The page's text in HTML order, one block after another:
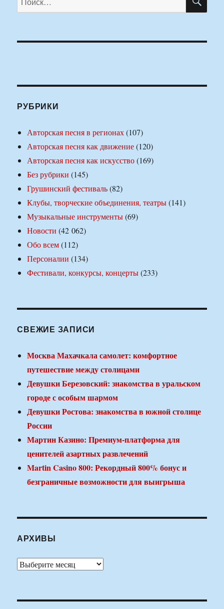
РУБРИКИ
Авторская песня в регионах(107)
Авторская песня как движение(120)
Авторская песня как искусство(169)
Без рубрики (145)
Грушинский фестиваль(82)
Клубы, творческие объединения, театры(141)
Музыкальные инструменты(69)
Новости (42 062)
Обо всем(112)
Персоналии (134)
Фестивали, конкурсы, концерты(233)
СВЕЖИЕ ЗАПИСИ
Москва Махачкала самолет: комфортное
путешествие между столицами
Девушки Березовский: знакомства в уральском
городе с особым шармом
Девушки Ростова: знакомства в южной столице
России
Мартин Казино: Премиум-платформа для
ценителей азартных развлечений
Martin Casino 800: Рекордный 800% бонус и
безграничные возможности для выигрыша
АРХИВЫ
Архивы